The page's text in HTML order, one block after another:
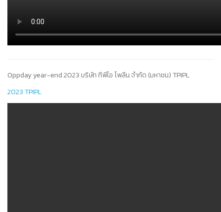
Oppday year-end 2023 บริษัท ทีพีไอ โพลีน จำกัด (มหาชน) TPIPL
2023 TPIPL